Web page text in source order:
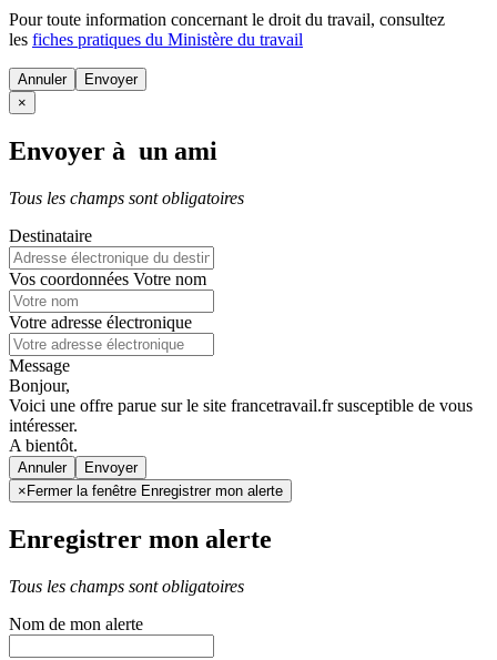
Pour toute information concernant le droit du travail, consultez
les fiches pratiques du Ministère du travail
Annuler
×
Envoyer à un ami
Tous les champs sont obligatoires
Destinataire
Vos coordonnées Votre nom
Votre adresse électronique
Message
Bonjour,
Voici une offre parue sur le site francetravail.fr susceptible de vous
intéresser.
A bientôt.
Annuler
× Fermer la fenêtre Enregistrer mon alerte
Enregistrer mon alerte
Tous les champs sont obligatoires
Nom de mon alerte